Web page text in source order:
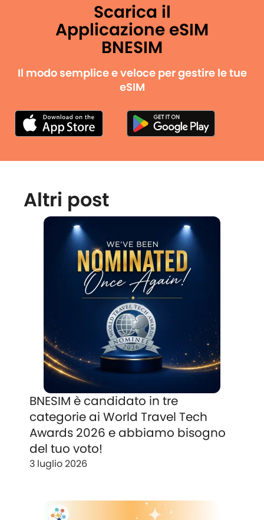
Scarica il
Applicazione eSIM
BNESIM
Il modo semplice e veloce per gestire le tue
eSIM
Altri post
BNESIM è candidato in tre
categorie ai World Travel Tech
Awards 2026 e abbiamo bisogno
del tuo voto!
3 luglio 2026